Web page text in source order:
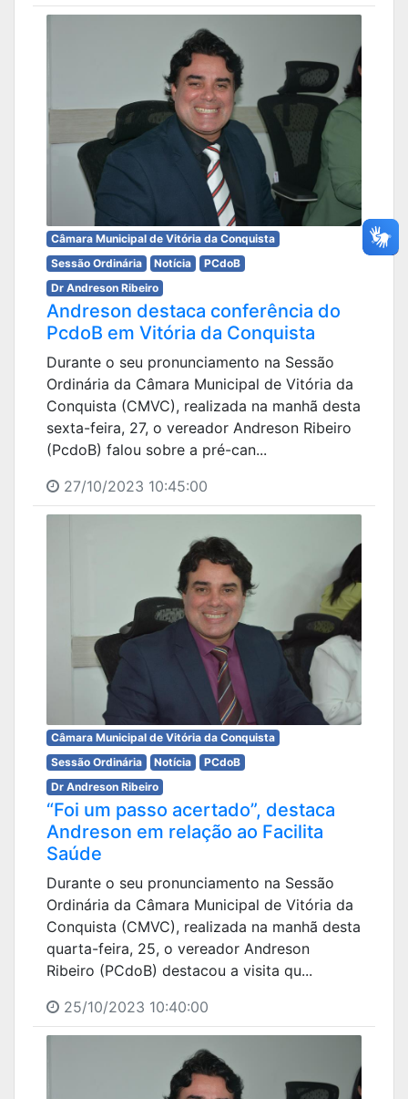
Câmara Municipal de Vitória da Conquista
Sessão Ordinária
Notícia
PCdoB
Dr Andreson Ribeiro
Andreson destaca conferência do
PcdoB em Vitória da Conquista
Durante o seu pronunciamento na Sessão
Ordinária da Câmara Municipal de Vitória da
Conquista (CMVC), realizada na manhã desta
sexta-feira, 27, o vereador Andreson Ribeiro
(PcdoB) falou sobre a pré-can...
27/10/2023 10:45:00
Câmara Municipal de Vitória da Conquista
Sessão Ordinária
Notícia
PCdoB
Dr Andreson Ribeiro
“Foi um passo acertado”, destaca
Andreson em relação ao Facilita
Saúde
Durante o seu pronunciamento na Sessão
Ordinária da Câmara Municipal de Vitória da
Conquista (CMVC), realizada na manhã desta
quarta-feira, 25, o vereador Andreson
Ribeiro (PCdoB) destacou a visita qu...
25/10/2023 10:40:00